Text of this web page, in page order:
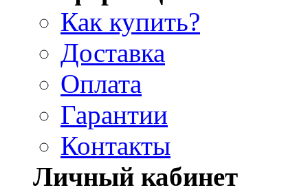
Как купить?
Доставка
Оплата
Гарантии
Контакты
Личный кабинет